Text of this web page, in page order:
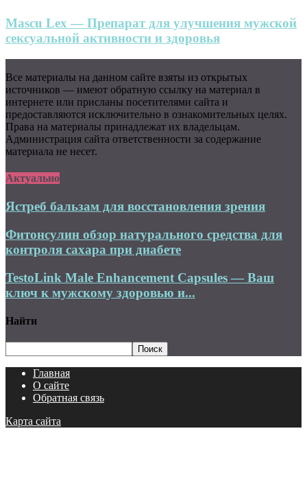
Mascu Lex — Препарат для улучшения мужской
сексуальной активности и здоровья
Все материалы на данном сайте взяты из открытых
источников — имеют обратную ссылку на материал в
интернете или присланы посетителями сайта и
предоставляются исключительно в ознакомительных целях.
Права на материалы принадлежат их владельцам.
Администрация сайта ответственности за содержание
материала не несет.
Актуально
Ястреб бальзам для восстановления зрения
Фитонсулин обзор натурального средства для
контроля сахара при диабете
TestoLink Male Enhancement Capsules — Ваш
ключ к мужскому здоровью и...
Найти
Главная
О сайте
Обратная связь
Карта сайта